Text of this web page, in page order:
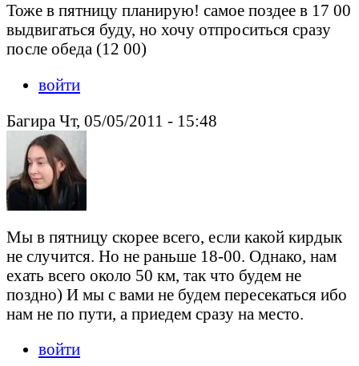
Тоже в пятницу планирую! самое поздее в 17 00
выдвигаться буду, но хочу отпроситься сразу
после обеда (12 00)
войти
Багира Чт, 05/05/2011 - 15:48
Мы в пятницу скорее всего, если какой кирдык
не случится. Но не раньше 18-00. Однако, нам
ехать всего около 50 км, так что будем не
поздно) И мы с вами не будем пересекаться ибо
нам не по пути, а приедем сразу на место.
войти